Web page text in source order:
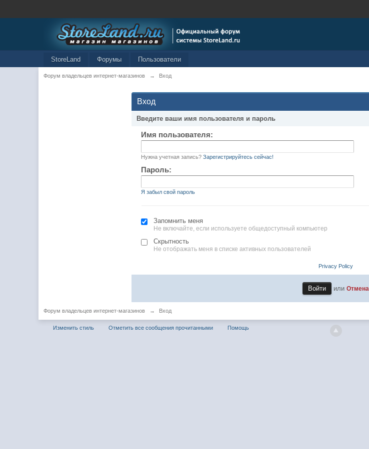
StoreLand Форумы Пользователи
Форум владельцев интернет-магазинов → Вход
Вход
Введите ваши имя пользователя и пароль
Имя пользователя:
Нужна учетная запись? Зарегистрируйтесь сейчас!
Пароль:
Я забыл свой пароль
Запомнить меня
Не включайте, если используете общедоступный компьютер
Скрытность
Не отображать меня в списке активных пользователей
Privacy Policy
илиОтмена
Форум владельцев интернет-магазинов → Вход
Изменить стиль Отметить все сообщения прочитанными Помощь